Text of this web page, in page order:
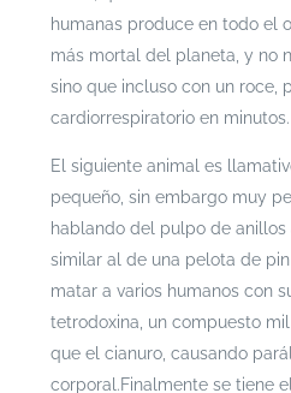
humanas produce en todo el
más mortal del planeta, y no
sino que incluso con un roce,
cardiorrespiratorio en minutos.
El siguiente animal es
pequeño, sin embargo muy
hablando del pulpo de anillos
similar al de una pelota de
matar a varios humanos con
tetrodoxina, un compuesto
que el cianuro, causando
corporal.Finalmente se tiene